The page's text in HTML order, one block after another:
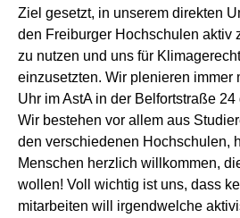
Ziel gesetzt, in unserem direkten
den Freiburger Hochschulen aktiv
zu nutzen und uns für
einzusetzten. Wir plenieren immer
Uhr im AstA in der Belfortstraße
Wir bestehen vor allem aus
den verschiedenen Hochschulen,
Menschen herzlich willkommen,
wollen! Voll wichtig ist uns, dass
mitarbeiten will irgendwelche